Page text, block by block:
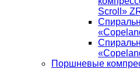
Scroll»
Поршневые